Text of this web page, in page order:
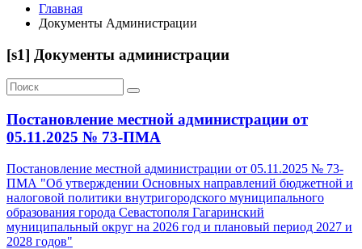
Главная
Документы Администрации
[s1] Документы администрации
Постановление местной администрации от
05.11.2025 № 73-ПМА
Постановление местной администрации от 05.11.2025 № 73-
ПМА "Об утверждении Основных направлений бюджетной и
налоговой политики внутригородского муниципального
образования города Севастополя Гагаринский
муниципальный округ на 2026 год и плановый период 2027 и
2028 годов"